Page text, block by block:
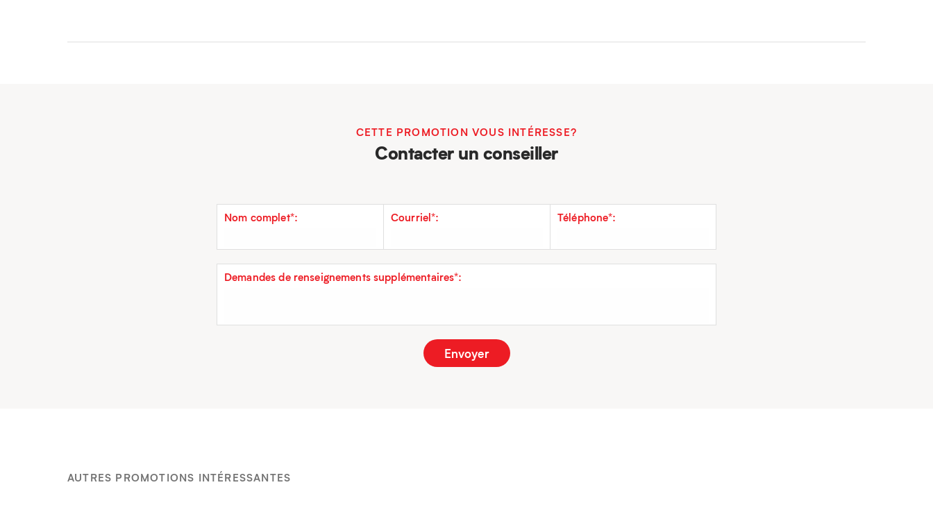
CETTE PROMOTION VOUS INTÉRESSE?
Contacter un conseiller
Nom complet*: Courriel*: Téléphone*:
Demandes de renseignements supplémentaires*:
AUTRES PROMOTIONS INTÉRESSANTES